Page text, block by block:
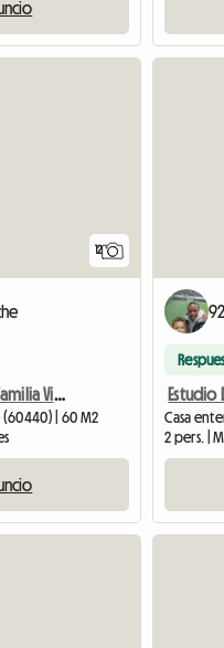
12
Casa Tranquila Ideal Familia Vista Atardecer 30 Min :D
(60440) | 60 M2
2 pers. |